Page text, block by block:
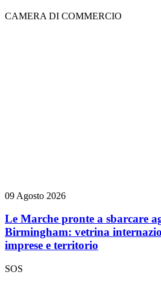
CAMERA DI COMMERCIO
09 Agosto 2026
Le Marche pronte a sbarcare
Birmingham: vetrina
imprese e territorio
SOS